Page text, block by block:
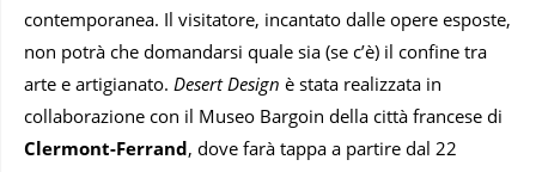
contemporanea. Il visitatore, incantato dalle opere esposte,
non potrà che domandarsi quale sia (se c’è) il confine tra
arte e artigianato. Desert Design è stata realizzata in
collaborazione con il Museo Bargoin della città francese di
Clermont-Ferrand, dove farà tappa a partire dal 22